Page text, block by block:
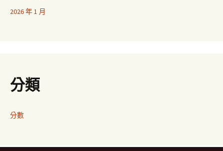
2026 年 1 月
分類
分數